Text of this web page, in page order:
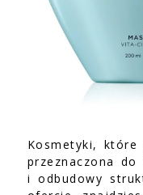
Kosmetyki,
przeznaczona do
i odbudowy